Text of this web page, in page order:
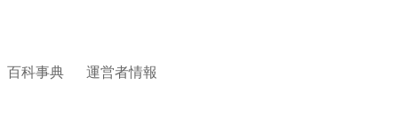
百科事典 運営者情報